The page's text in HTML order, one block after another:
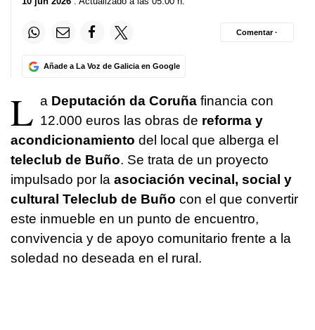
Añade a La Voz de Galicia en Google
Comentar ·
L a Deputación da Coruña financia con
12.000 euros las obras de reforma y
acondicionamiento del local que alberga el
teleclub de Buño. Se trata de un proyecto
impulsado por la asociación vecinal, social y
cultural Teleclub de Buño con el que convertir
este inmueble en un punto de encuentro,
convivencia y de apoyo comunitario frente a la
soledad no deseada en el rural.